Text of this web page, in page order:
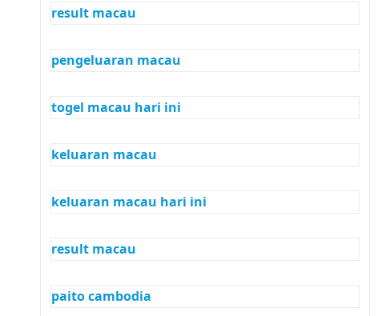
result macau
pengeluaran macau
togel macau hari ini
keluaran macau
keluaran macau hari ini
result macau
paito cambodia